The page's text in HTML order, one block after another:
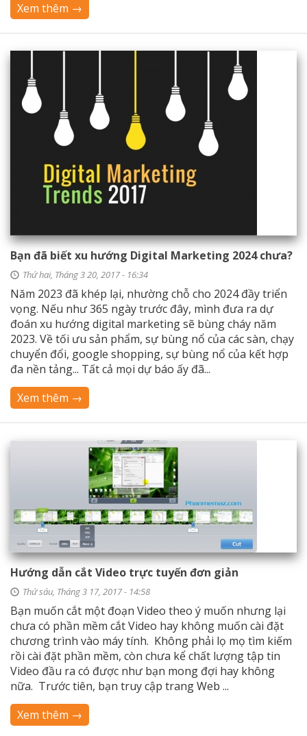
Xem thêm →
Bạn đã biết xu hướng Digital Marketing 2024 chưa?
Thứ hai, Tháng 3 20, 2017 - 16:34
Năm 2023 đã khép lại, nhường chỗ cho 2024 đầy triển
vọng. Nếu như 365 ngày trước đây, mình đưa ra dự
đoán xu hướng digital marketing sẽ bùng cháy năm
2023. Về tối ưu sản phẩm, sự bùng nổ của các sàn, chạy
chuyển đổi, google shopping, sự bùng nổ của kết hợp
đa nền tảng... Tất cả mọi dự báo ấy đã...
Xem thêm →
Hướng dẫn cắt Video trực tuyến đơn giản
Thứ sáu, Tháng 3 17, 2017 - 14:58
Bạn muốn cắt một đoạn Video theo ý muốn nhưng lại
chưa có phần mềm cắt Video hay không muốn cài đặt
chương trình vào máy tính. Không phải lọ mọ tìm kiếm
rồi cài đặt phần mềm, còn chưa kể chất lượng tập tin
Video đầu ra có được như bạn mong đợi hay không
nữa. Trước tiên, bạn truy cập trang Web ...
Xem thêm →